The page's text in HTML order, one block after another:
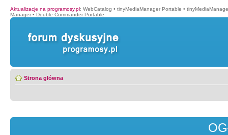
Aktualizacje na programosy.pl: WebCatalog • tinyMediaManager Portable •
Manager • Double Commander Portable
Strona główna